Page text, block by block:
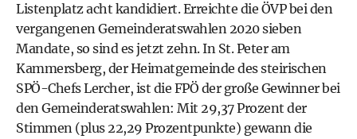
Listenplatz acht kandidiert. Erreichte die ÖVP bei den
vergangenen Gemeinderatswahlen 2020 sieben
Mandate, so sind es jetzt zehn. In St. Peter am
Kammersberg, der Heimatgemeinde des steirischen
SPÖ-Chefs Lercher, ist die FPÖ der große Gewinner bei
den Gemeinderatswahlen: Mit 29,37 Prozent der
Stimmen (plus 22,29 Prozentpunkte) gewann die